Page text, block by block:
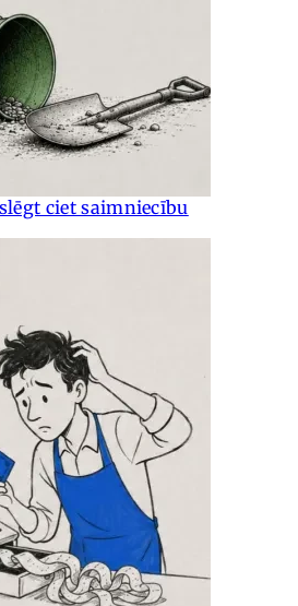
ciet saimniecību